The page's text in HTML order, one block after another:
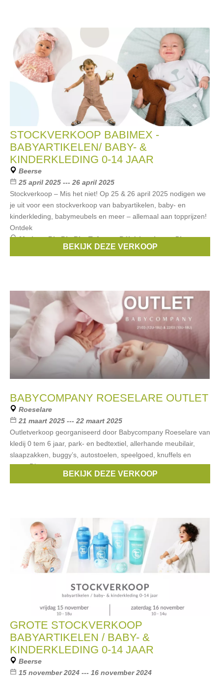
STOCKVERKOOP BABIMEX -
BABYARTIKELEN/ BABY- &
KINDERKLEDING 0-14 JAAR
Beerse
25 april 2025 --- 26 april 2025
Stockverkoop – Mis het niet! Op 25 & 26 april 2025 nodigen we
je uit voor een stockverkoop van babyartikelen, baby- en
kinderkleding, babymeubels en meer – allemaal aan topprijzen!
Ontdek
Merken:Bla Bla Bla,Taf toys,Bébé-jou,boon,Plum
BEKIJK DEZE VERKOOP
BABYCOMPANY ROESELARE OUTLET
Roeselare
21 maart 2025 --- 22 maart 2025
Outletverkoop georganiseerd door Babycompany Roeselare van
kledij 0 tem 6 jaar, park- en bedtextiel, allerhande meubilair,
slaapzakken, buggy’s, autostoelen, speelgoed, knuffels en
meer. Dit van
,MAXI-COSI,Cybex,Quax,PERICLES
BEKIJK DEZE VERKOOP
GROTE STOCKVERKOOP
BABYARTIKELEN / BABY- &
KINDERKLEDING 0-14 JAAR
Beerse
15 november 2024 --- 16 november 2024